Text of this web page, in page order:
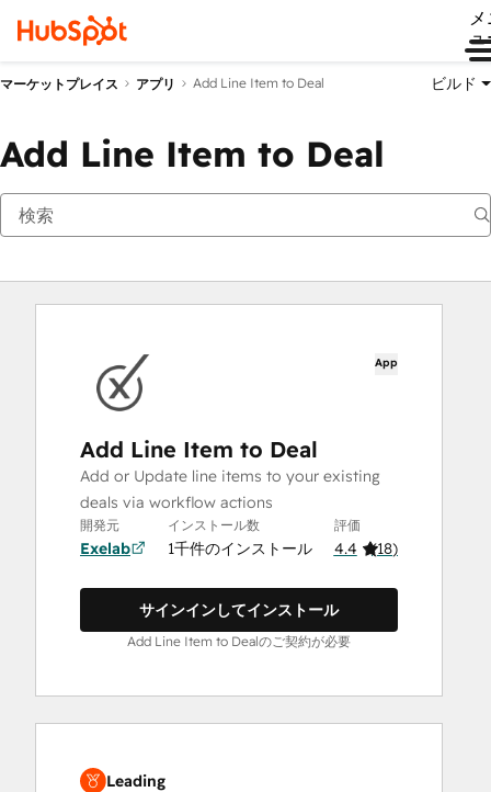
ュ
マーケットプレイス アプリ Add Line Item to Deal ビルド
Add Line Item to Deal
App
Add Line Item to Deal
Add or Update line items to your existing
deals via workflow actions
開発元
Exelab
インストール数
1千件のインストール
評価
4.4 (18)
サインインしてインストール
Add Line Item to Dealのご契約が必要
Leading